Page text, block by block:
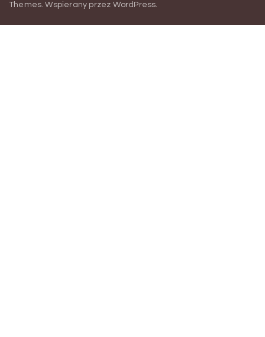
Themes. Wspierany przez WordPress.